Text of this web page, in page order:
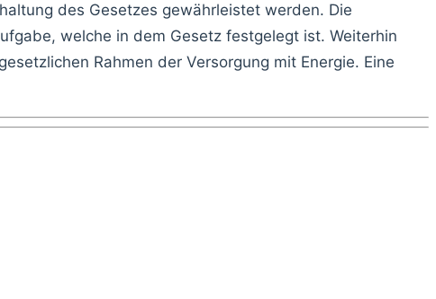
des Gesetzes gewährleistet werden. Die
welche in dem Gesetz festgelegt ist. Weiterhin
Rahmen der Versorgung mit Energie. Eine